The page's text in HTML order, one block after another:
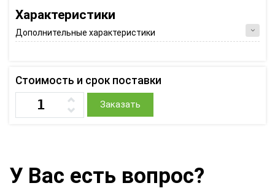
Характеристики
Дополнительные характеристики
Стоимость и срок поставки
Заказать
У Вас есть вопрос?